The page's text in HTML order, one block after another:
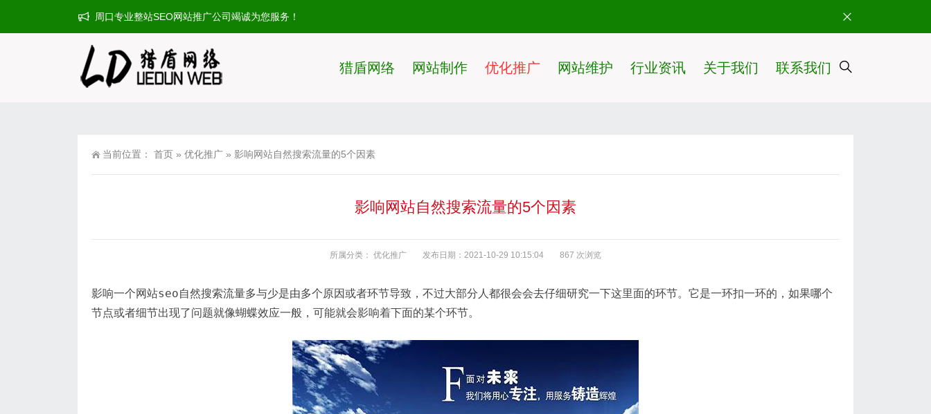
周口专业整站SEO网站推广公司竭诚为您服务！
猎盾网络 网站制作 优化推广 网站维护 行业资讯 关于我们 联系我们
当前位置： 首页 » 优化推广 » 影响网站自然搜索流量的5个因素
影响网站自然搜索流量的5个因素
所属分类： 优化推广 发布日期：2021-10-29 10:15:04 867 次浏览
影响一个网站seo自然搜索流量多与少是由多个原因或者环节导致，不过大部分人都很会会去仔细研究一下这里面的环节。它是一环扣一环的，如果哪个
节点或者细节出现了问题就像蝴蝶效应一般，可能就会影响着下面的某个环节。